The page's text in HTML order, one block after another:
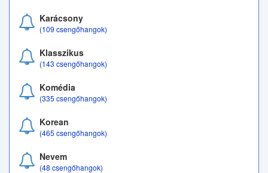
Karácsony
(109 csengőhangok)
Klasszikus
(143 csengőhangok)
Komédia
(335 csengőhangok)
Korean
(465 csengőhangok)
Nevem
(48 csengőhangok)